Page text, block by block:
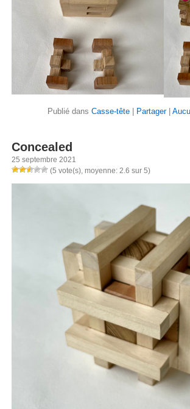
Publié dans Casse-tête Partager|
Concealed
25 septembre 2021
(5 vote(s), moyenne: 2.6 sur 5)